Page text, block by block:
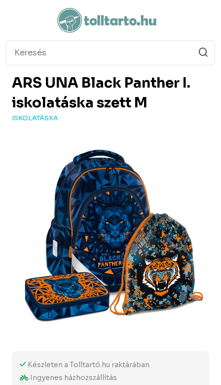
ARS UNA Black Panther I.
iskolatáska szett M
ISKOLATÁSKA
Készleten a Tolltartó.hu raktárában
Ingyenes házhozszállítás